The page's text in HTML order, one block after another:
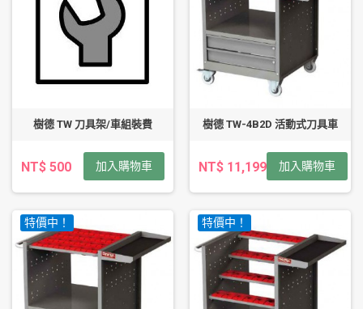
樹德 TW 刀具架/車組裝費
NT$ 500 加入購物車
樹德 TW-4B2D 活動式刀具車
NT$ 11,199 加入購物車
特價中！ 特價中！